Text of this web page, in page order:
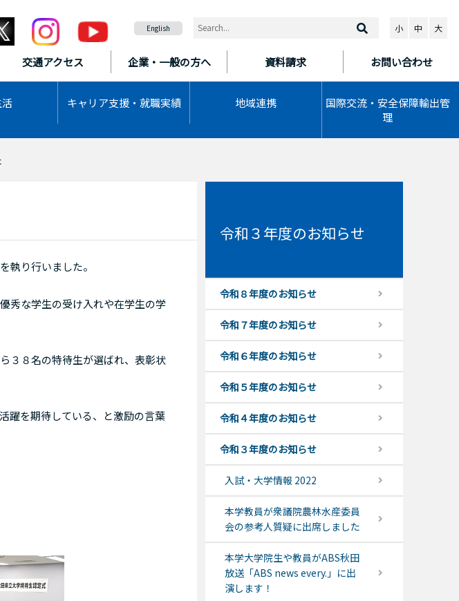
交通アクセス 企業・一般の方へ 資料請求 お問い合わせ
キャリア支援・ 就職実績 地域連携
国際交流・安全保障輸出管
理
English 小 中 大
執り行いました。
秀な学生の受け入れや在学生の学
３８名の特待生が選ばれ、表彰状
躍を期待している、と激励の言葉
令和３年度のお知らせ
令和８年度のお知らせ
令和７年度のお知らせ
令和６年度のお知らせ
令和５年度のお知らせ
令和４年度のお知らせ
令和３年度のお知らせ
入試・大学情報 2022
本学教員が衆議院農林水産委員
会の参考人質疑に出席しました
本学大学院生や教員がABS秋田
放送「ABS news every.」に出
演します！